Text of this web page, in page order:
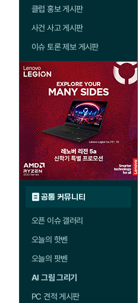
클럽 홍보 게시판
사건 사고 게시판
이슈 토론 제보 게시판
공통 커뮤니티
오픈 이슈 갤러리
오늘의 핫벤
오늘의 팟벤
AI 그림 그리기
PC 견적 게시판